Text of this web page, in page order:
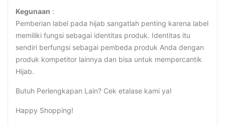
Kegunaan :
Pemberian label pada hijab sangatlah penting karena label
memiliki fungsi sebagai identitas produk. Identitas itu
sendiri berfungsi sebagai pembeda produk Anda dengan
produk kompetitor lainnya dan bisa untuk mempercantik
Hijab.
Butuh Perlengkapan Lain? Cek etalase kami ya!
Happy Shopping!